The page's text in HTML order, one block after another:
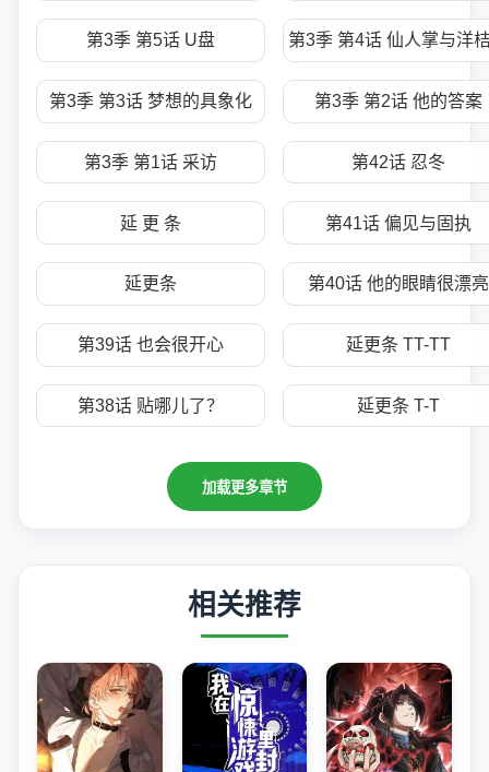
第3季 第5话 U盘 第3季 第4话 仙人掌与洋
第3季 第3话 梦想的具象化 第3季 第2话 他的答案
第3季 第1话 采访 第42话 忍冬
延 更 条 第41话 偏见与固执
延更条 第40话 他的眼睛很漂亮
第39话 也会很开心 延更条 TT-TT
第38话 贴哪儿了？ 延更条 T-T
加载更多章节
相关推荐